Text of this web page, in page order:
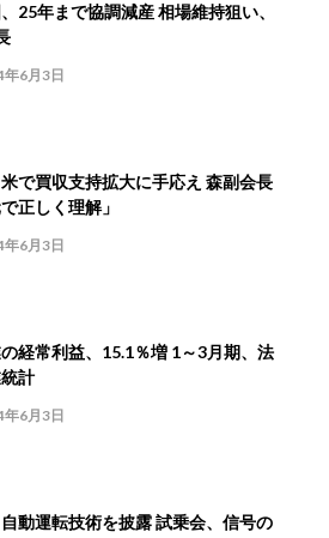
25年まで協調減産 相場維持狙い、
年6月3日
で買収支持拡大に手応え 森副会長
で正しく理解」
年6月3日
経常利益、15.1％増 1～3月期、法
計
年6月3日
動運転技術を披露 試乗会、信号の